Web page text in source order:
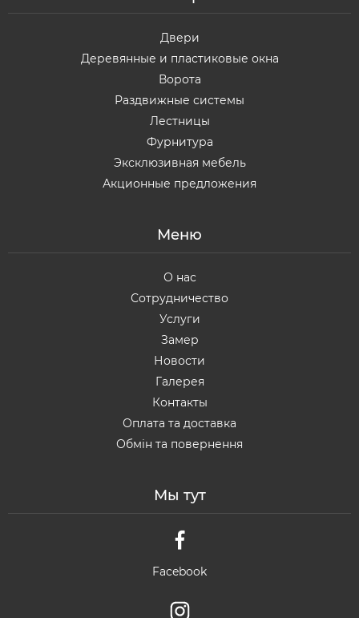
Двери
Деревянные и пластиковые окна
Ворота
Раздвижные системы
Лестницы
Фурнитура
Эксклюзивная мебель
Акционные предложения
Меню
О нас
Сотрудничество
Услуги
Замер
Новости
Галерея
Контакты
Оплата та доставка
Обмін та повернення
Мы тут
Facebook